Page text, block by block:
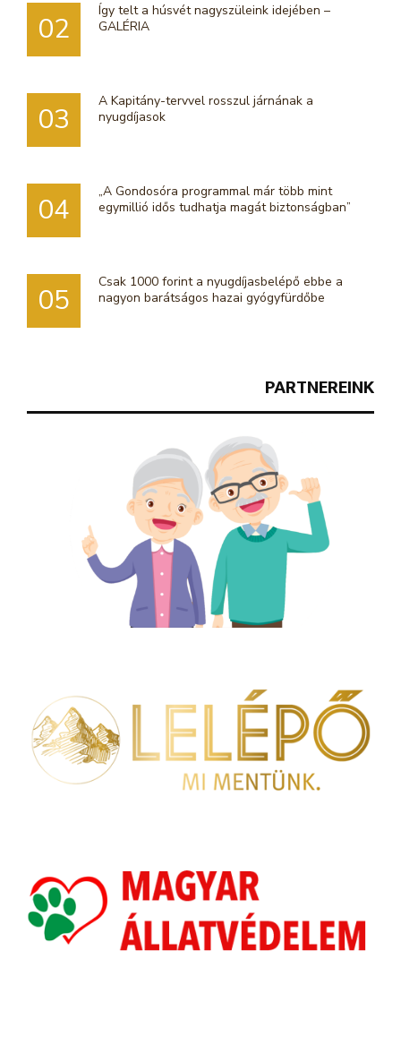
PARTNEREINK
02
Így telt a húsvét nagyszüleink idejében –
GALÉRIA
03
A Kapitány-tervvel rosszul járnának a
nyugdíjasok
04
„A Gondosóra programmal már több mint
egymillió idős tudhatja magát biztonságban”
05
Csak 1000 forint a nyugdíjasbelépő ebbe a
nagyon barátságos hazai gyógyfürdőbe